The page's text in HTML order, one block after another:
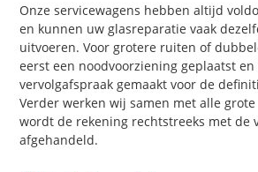
Onze servicewagens hebben altijd
en kunnen uw glasreparatie vaak
uitvoeren. Voor grotere ruiten of
eerst een noodvoorziening geplaatst
vervolgafspraak gemaakt voor de
Verder werken wij samen met alle
wordt de rekening rechtstreeks met de
afgehandeld.